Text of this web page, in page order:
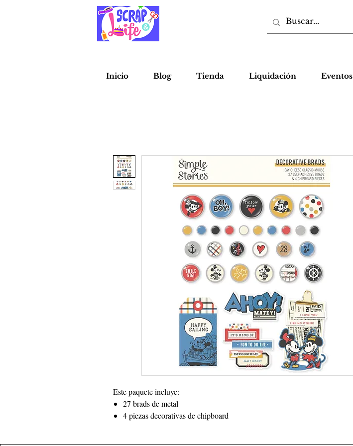
Inicio Blog Tienda Liquidación Eventos
Este paquete incluye:
27 brads de metal
4 piezas decorativas de chipboard